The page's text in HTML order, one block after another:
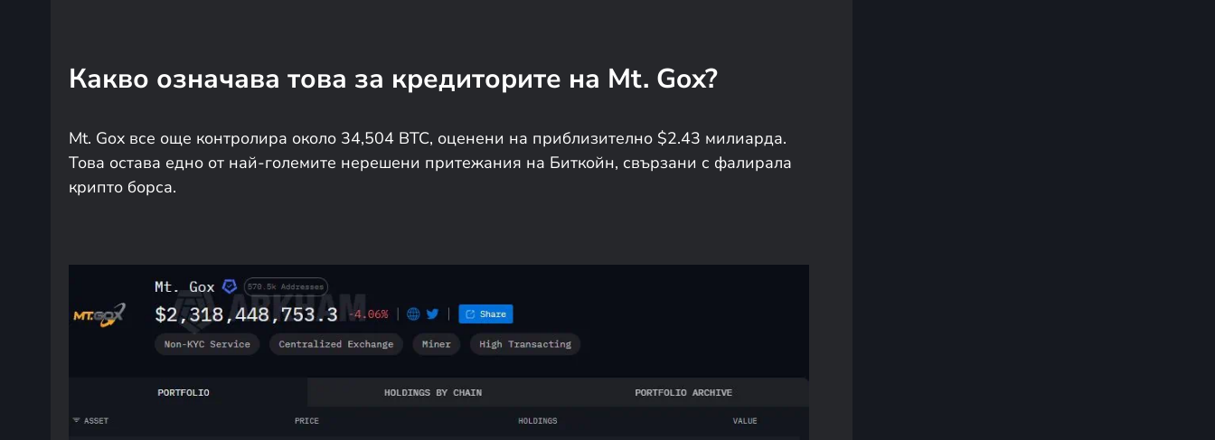
Какво означава това за кредиторите на Mt. Gox?
Mt. Gox все още контролира около 34,504 BTC, оценени на приблизително $2.43 милиарда.
Това остава едно от най-големите нерешени притежания на Биткойн, свързани с фалирала
крипто борса.